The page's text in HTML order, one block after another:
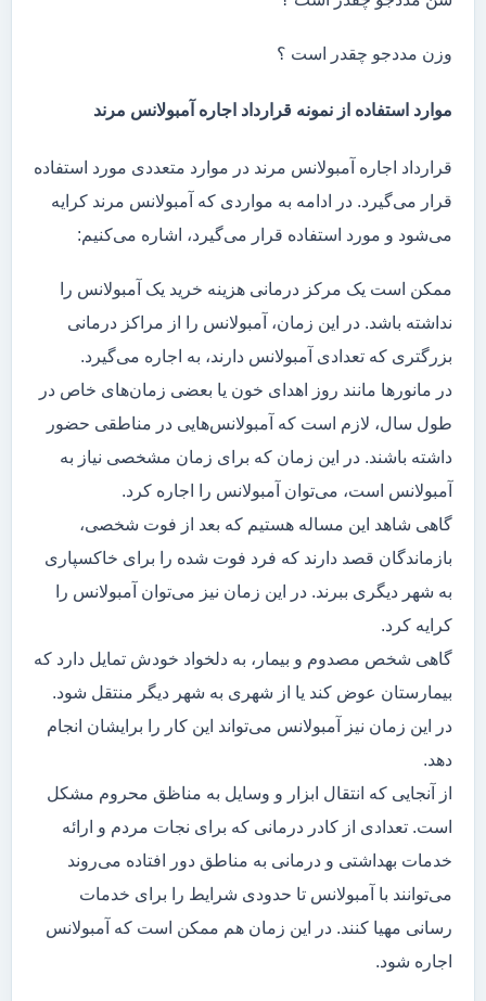
وزن مددجو چقدر است ؟
موارد استفاده از نمونه قرارداد اجاره آمبولانس مرند
قرارداد اجاره آمبولانس مرند در موارد متعددی مورد استفاده
قرار می‌گیرد. در ادامه به مواردی که آمبولانس مرند کرایه
می‌شود و مورد استفاده قرار می‌گیرد، اشاره می‌کنیم:
ممکن است یک مرکز درمانی هزینه خرید یک آمبولانس را
نداشته باشد. در این زمان، آمبولانس را از مراکز درمانی
بزرگتری که تعدادی آمبولانس دارند، به اجاره می‌گیرد.
در مانور‌ها مانند روز اهدای خون یا بعضی زمان‌های خاص در
طول سال، لازم است که آمبولانس‌هایی در مناطقی حضور
داشته باشند. در این زمان که برای زمان مشخصی نیاز به
آمبولانس است، می‌توان آمبولانس را اجاره کرد.
گاهی شاهد این مساله هستیم که بعد از فوت شخصی،
بازماندگان قصد دارند که فرد فوت شده را برای خاکسپاری
به شهر دیگری ببرند. در این زمان نیز می‌توان آمبولانس را
کرایه کرد.
گاهی شخص مصدوم و بیمار، به دلخواد خودش تمایل دارد که
بیمارستان عوض کند یا از شهری به شهر دیگر منتقل شود.
در این زمان نیز آمبولانس می‌تواند این کار را برایشان انجام
دهد.
از آنجایی که انتقال ابزار و وسایل به مناظق محروم مشکل
است. تعدادی از کادر درمانی که برای نجات مردم و ارائه
خدمات بهداشتی و درمانی به مناطق دور افتاده می‌روند
می‌توانند با آمبولانس تا حدودی شرایط را برای خدمات
رسانی مهیا کنند. در این زمان هم ممکن است که آمبولانس
اجاره شود.